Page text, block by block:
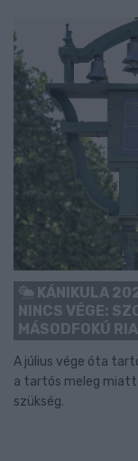
KÁNIKULA
NINCS VÉGE:
MÁSODFOKÚ
A július vége óta
a tartós meleg
szükség.